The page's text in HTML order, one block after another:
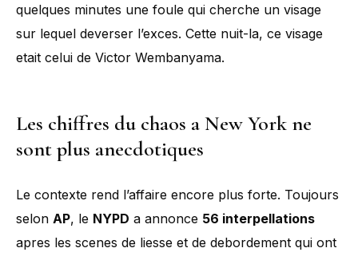
quelques minutes une foule qui cherche un visage
sur lequel deverser l’exces. Cette nuit-la, ce visage
etait celui de Victor Wembanyama.
Les chiffres du chaos a New York ne
sont plus anecdotiques
Le contexte rend l’affaire encore plus forte. Toujours
selon AP, le NYPD a annonce 56 interpellations
apres les scenes de liesse et de debordement qui ont